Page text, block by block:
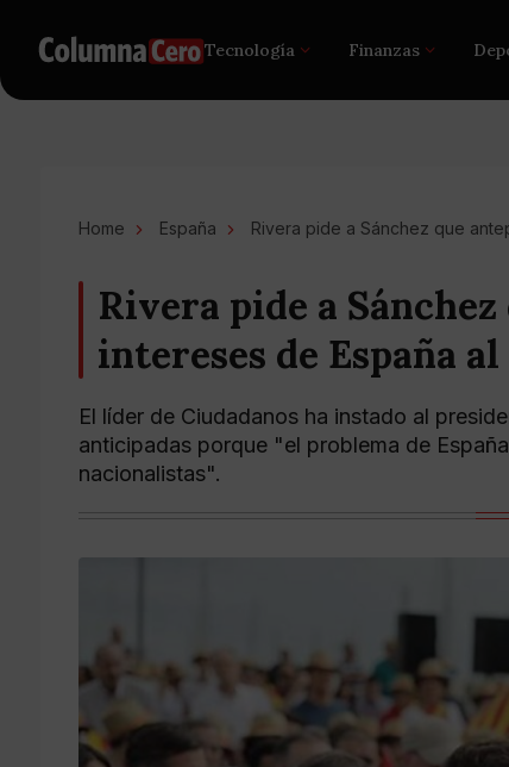
Tecnología Finanzas
Home España Rivera pide a Sánchez que
Rivera pide a
intereses de España
El líder de Ciudadanos ha instado al
anticipadas porque "el problema de
nacionalistas".